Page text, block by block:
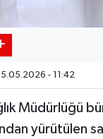
- 11:42
Müdürlüğü
yürütülen